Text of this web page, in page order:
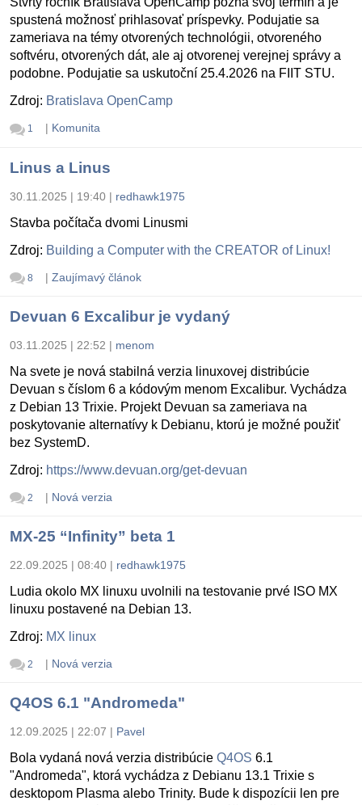
spustená možnosť prihlasovať príspevky. Podujatie sa
zameriava na témy otvorených technológii, otvoreného
softvéru, otvorených dát, ale aj otvorenej verejnej správy a
podobne. Podujatie sa uskutoční 25.4.2026 na FIIT STU.
Zdroj: Bratislava OpenCamp
1 | Komunita
Linus a Linus
30.11.2025 | 19:40 | redhawk1975
Stavba počítača dvomi Linusmi
Zdroj: Building a Computer with the CREATOR of Linux!
8 | Zaujímavý článok
Devuan 6 Excalibur je vydaný
03.11.2025 | 22:52 | menom
Na svete je nová stabilná verzia linuxovej distribúcie
Devuan s číslom 6 a kódovým menom Excalibur. Vychádza
z Debian 13 Trixie. Projekt Devuan sa zameriava na
poskytovanie alternatívy k Debianu, ktorú je možné použiť
bez SystemD.
Zdroj: https://www.devuan.org/get-devuan
2 | Nová verzia
MX-25 “Infinity” beta 1
22.09.2025 | 08:40 | redhawk1975
Ludia okolo MX linuxu uvolnili na testovanie prvé ISO MX
linuxu postavené na Debian 13.
Zdroj: MX linux
2 | Nová verzia
Q4OS 6.1 "Andromeda"
12.09.2025 | 22:07 | Pavel
Bola vydaná nová verzia distribúcie Q4OS 6.1
"Andromeda", ktorá vychádza z Debianu 13.1 Trixie s
desktopom Plasma alebo Trinity. Bude k dispozícii len pre